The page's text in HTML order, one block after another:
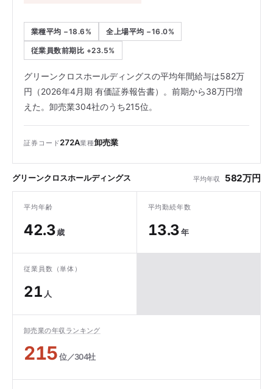
業種平均 −18.6% 全上場平均 −16.0%
従業員数前期比 +23.5%
グリーンクロスホールディングスの平均年間給与は582万
円（2026年4月期 有価証券報告書）。前期から38万円増
えた。卸売業304社のうち215位。
証券コード272A業種卸売業
グリーンクロスホールディングス 平均年収 582万円
平均年齢
42.3歳
平均勤続年数
13.3年
従業員数（単体）
21 人
卸売業の年収ランキング
215位／304社